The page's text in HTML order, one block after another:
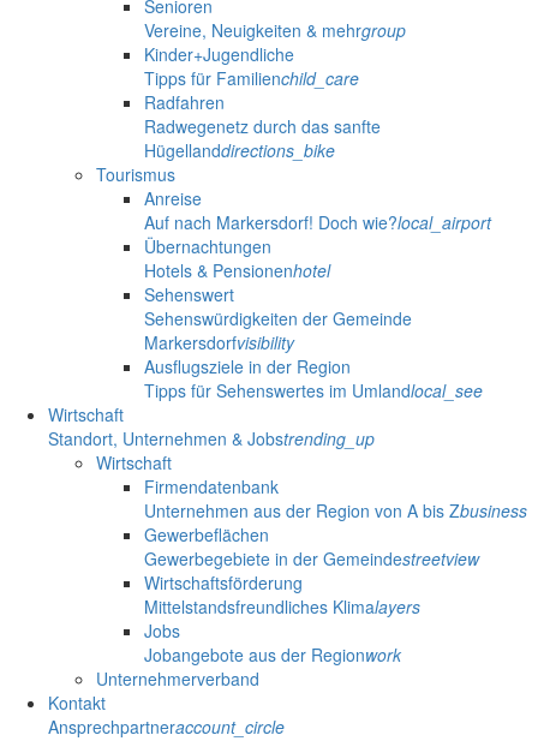
Senioren
Vereine, Neuigkeiten & mehrgroup
Kinder+Jugendliche
Tipps für Familienchild_care
Radfahren
Radwegenetz durch das sanfte
Hügellanddirections_bike
Tourismus
Anreise
Auf nach Markersdorf! Doch wie?local_airport
Übernachtungen
Hotels & Pensionenhotel
Sehenswert
Sehenswürdigkeiten der Gemeinde
Markersdorfvisibility
Ausflugsziele in der Region
Tipps für Sehenswertes im Umlandlocal_see
Wirtschaft
Standort, Unternehmen & Jobstrending_up
Wirtschaft
Firmendatenbank
Unternehmen aus der Region von A bis Zbusiness
Gewerbeflächen
Gewerbegebiete in der Gemeindestreetview
Wirtschaftsförderung
Mittelstandsfreundliches Klimalayers
Jobs
Jobangebote aus der Regionwork
Unternehmerverband
Kontakt
Ansprechpartneraccount_circle